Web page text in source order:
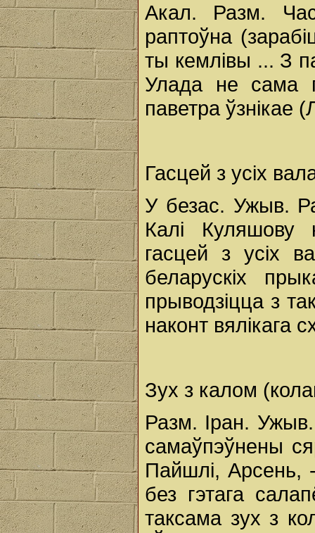
Акал. Разм.
раптоўна
ты кемлівы ... З
Улада не сама
паветра ўзнікае
Гасцей з усіх
У безас. Ужыв.
Калі
гасцей з усіх
беларускіх
прыводзіцца з
наконт вялікага
Зух з калом
Разм. Іран.
самаўпэўнены
Пайшлі,
без гэтага
таксама зух з